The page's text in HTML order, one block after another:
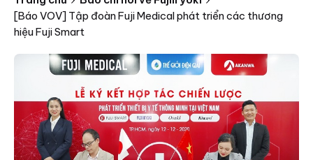
[Báo VOV] Tập đoàn Fuji Medical phát triển các thương
hiệu Fuji Smart